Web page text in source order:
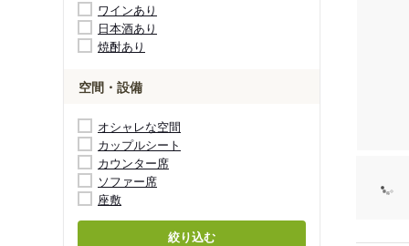
ワインあり
日本酒あり
焼酎あり
空間・設備
オシャレな空間
カップルシート
カウンター席
ソファー席
座敷
絞り込む